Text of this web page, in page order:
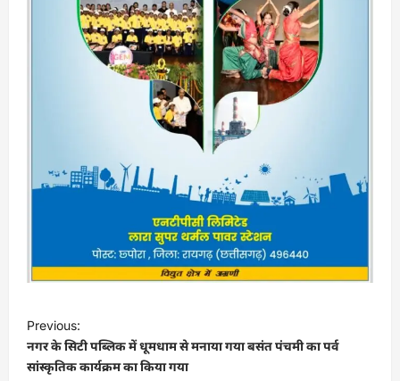
P
o
s
Previous:
नगर के सिटी पब्लिक में धूमधाम से मनाया गया बसंत पंचमी का पर्व
सांस्कृतिक कार्यक्रम का किया गया